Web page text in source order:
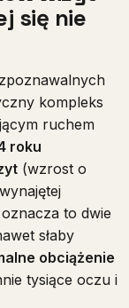
się nie
kompleks
ruchem
roku
(wzrost o
to dwie
słaby
obciążenie
tysiące oczu i